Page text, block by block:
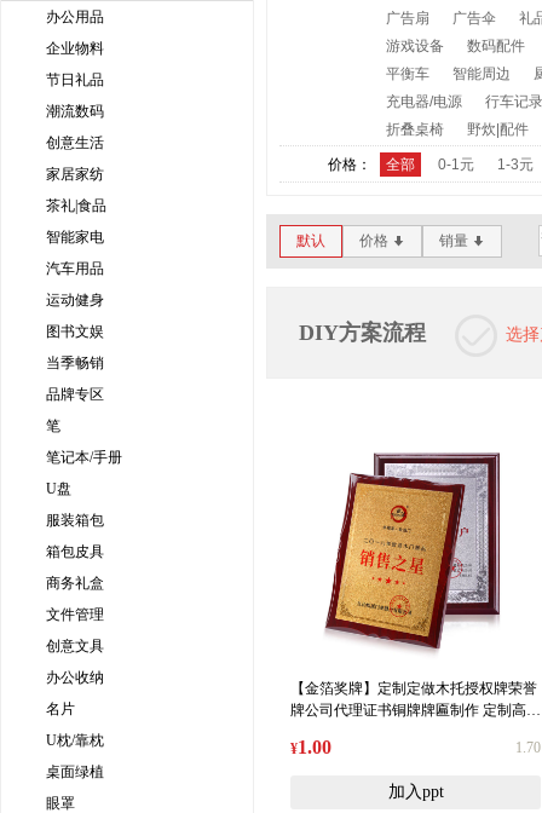
办公用品
企业物料
节日礼品
潮流数码
创意生活
家居家纺
茶礼|食品
智能家电
汽车用品
运动健身
图书文娱
当季畅销
品牌专区
笔
笔记本/手册
U盘
服装箱包
箱包皮具
商务礼盒
文件管理
创意文具
办公收纳
名片
U枕/靠枕
桌面绿植
眼罩
广告扇
广告伞
礼
游戏设备
数码配件
平衡车
智能周边
充电器/电源
行车记
折叠桌椅
野炊|配件
价格： 全部 0-1元 1-3元
默认 价格 * 销量 *
DIY方案流程 选
【金箔奖牌】定制定做木托授权牌荣誉
牌公司代理证书铜牌牌匾制作 定制高端
¥1.00 1.70
加入ppt